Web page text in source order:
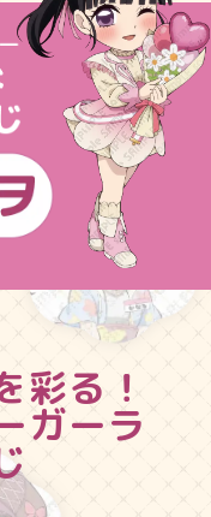
彩る！
ガーラ